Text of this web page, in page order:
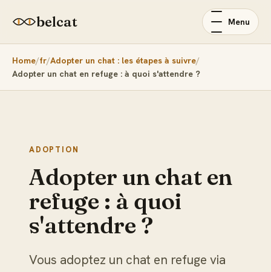
belcat Menu
Home fr Adopter un chat : les étapes à suivre
Adopter un chat en refuge : à quoi s'attendre ?
ADOPTION
Adopter un chat en
refuge : à quoi
s'attendre ?
Vous adoptez un chat en refuge via